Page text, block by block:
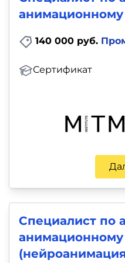
140 000 руб.
Сертификат
Специалист по